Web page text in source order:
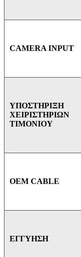
CAMERA INPUT
ΥΠΟΣΤΗΡΙΞΗ
ΧΕΙΡΙΣΤΗΡΙΩΝ
ΤΙΜΟΝΙΟΥ
OEM CABLE
ΕΓΓΥΗΣΗ